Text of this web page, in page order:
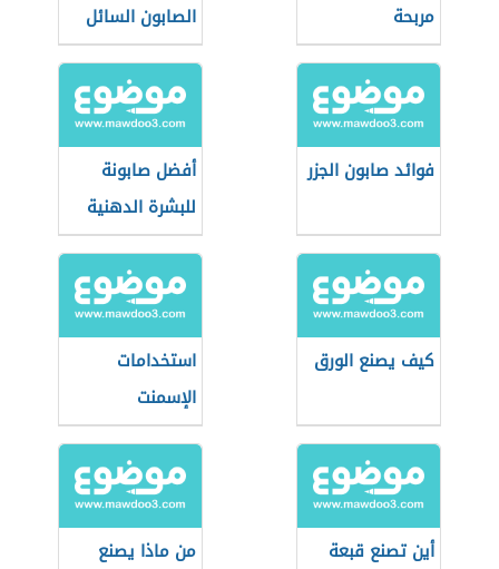
مربحة
الصابون السائل
فوائد صابون الجزر
أفضل صابونة
للبشرة الدهنية
كيف يصنع الورق
استخدامات
الإسمنت
أين تصنع قبعة
من ماذا يصنع